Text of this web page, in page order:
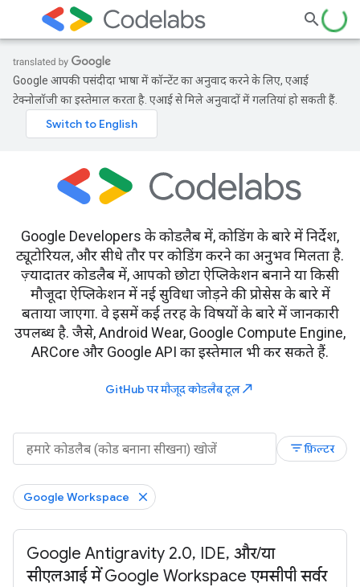
Google आपकी पसंदीदा भाषा में कॉन्टेंट का अनुवाद करने के लिए, एआई
टेक्नोलॉजी का इस्तेमाल करता है. एआई से मिले अनुवादों में गलतियां हो सकती हैं.
Google Developers के कोडलैब में, कोडिंग के बारे में निर्देश,
ट्यूटोरियल, और सीधे तौर पर कोडिंग करने का अनुभव मिलता है.
ज़्यादातर कोडलैब में, आपको छोटा ऐप्लिकेशन बनाने या किसी
मौजूदा ऐप्लिकेशन में नई सुविधा जोड़ने की प्रोसेस के बारे में
बताया जाएगा. वे इसमें कई तरह के विषयों के बारे में जानकारी
उपलब्ध है. जैसे, Android Wear, Google Compute Engine,
ARCore और Google API का इस्तेमाल भी कर सकते हैं.
GitHub पर मौजूद कोडलैब टूलnorth_east
filter_listफ़िल्टर
Google Workspace
Google Antigravity 2.0, IDE, और/या
सीएलआई में Google Workspace एमसीपी सर्वर